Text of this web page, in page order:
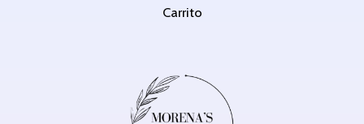
Carrito